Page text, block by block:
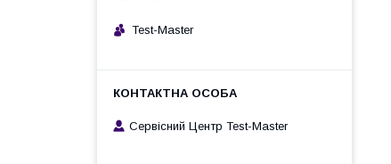
Test-Master
Сервісний Центр Test-Master